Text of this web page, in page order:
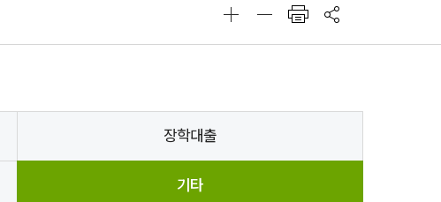
장학대출
기타